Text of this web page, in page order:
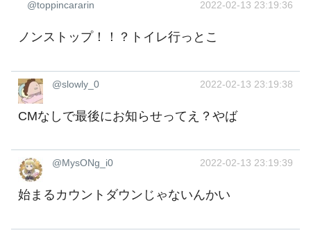
@toppincararin 2022-02-13 23:19:36
ノンストップ！！？トイレ行っとこ
@slowly_0 2022-02-13 23:19:38
CMなしで最後にお知らせってえ？やば
@MysONg_i0 2022-02-13 23:19:39
始まるカウントダウンじゃないんかい